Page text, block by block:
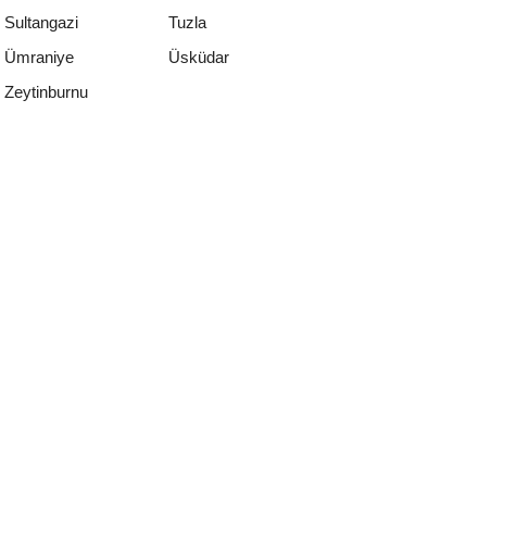
Sultangazi
Tuzla
Ümraniye
Üsküdar
Zeytinburnu